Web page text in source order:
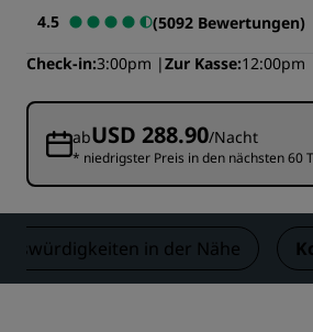
4.5
(5092 Bewertungen)
Check-in 3:00pm Zur Kasse 12:00pm
abUSD 288.90/Nacht
* niedrigster Preis in den nächsten 60
in der Nähe